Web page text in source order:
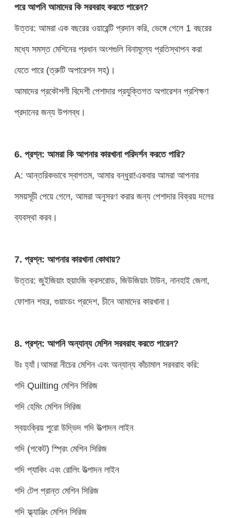
পরে আপনি আমাদের কি সরবরাহ করতে পারেন?
উত্তর: আমরা এক বছরের ওয়ারেন্টি প্রদান করি, ভেঙ্গে গেলে 1 বছরের
মধ্যে সমস্ত মেশিনের প্রধান অংশগুলি বিনামূল্যে প্রতিস্থাপন করা
যেতে পারে (ত্রুটি অপারেশন সহ)।
আমাদের প্রকৌশলী বিদেশী পেশাদার প্রযুক্তিগত অপারেশন প্রশিক্ষণ
প্রদানের জন্য উপলব্ধ।
6. প্রশ্ন: আমরা কি আপনার কারখানা পরিদর্শন করতে পারি?
A: আন্তরিকভাবে স্বাগতম, আমার বন্ধুরা!একবার আমরা আপনার
সময়সূচী পেয়ে গেলে, আমরা অনুসরণ করার জন্য পেশাদার বিক্রয় দলের
ব্যবস্থা করব।
7. প্রশ্ন: আপনার কারখানা কোথায়?
উত্তর: জুইজিয়াং হুয়াংজি ক্রসরোড, জিউজিয়াং টাউন, নানহাই জেলা,
ফোশান শহর, গুয়াংডং প্রদেশ, চীনে আমাদের কারখানা।
8. প্রশ্ন: আপনি অন্যান্য মেশিন সরবরাহ করতে পারেন?
উঃ হ্যাঁ।আমরা নীচের মেশিন এবং অন্যান্য কাঁচামাল সরবরাহ করি:
গদি Quilting মেশিন সিরিজ
গদি হেমিং মেশিন সিরিজ
স্বয়ংক্রিয় পুরো উদ্ভিদ গদি উত্পাদন লাইন
গদি (পকেট) স্প্রিং মেশিন সিরিজ
গদি প্যাকিং এবং রোলিং উত্পাদন লাইন
গদি টেপ প্রান্ত মেশিন সিরিজ
গদি ফ্ল্যাঞ্জিং মেশিন সিরিজ